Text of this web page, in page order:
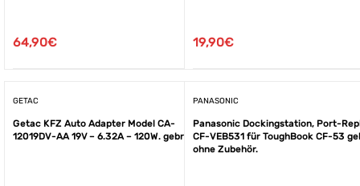
64,90€ 19,90€
GETAC
Getac KFZ Auto Adapter Model CA-
12019DV-AA 19V – 6.32A – 120W. gebraucht
PANASONIC
Panasonic Dockingstation, Port-
CF-VEB531 für ToughBook CF-53
ohne Zubehör.